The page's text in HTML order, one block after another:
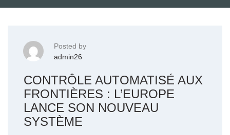
Posted by
admin26
CONTRÔLE AUTOMATISÉ AUX
FRONTIÈRES : L’EUROPE
LANCE SON NOUVEAU
SYSTÈME